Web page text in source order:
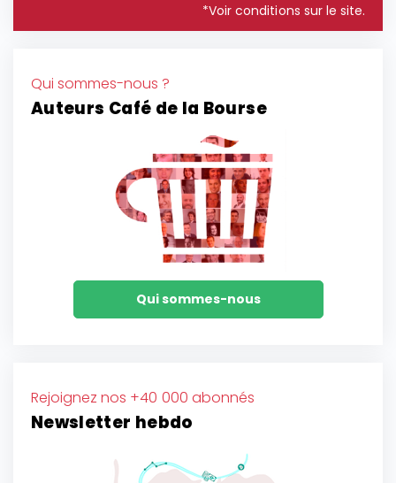
*Voir conditions sur le site.
Qui sommes-nous ?
Auteurs Café de la Bourse
Qui sommes-nous
Rejoignez nos +40 000 abonnés
Newsletter hebdo